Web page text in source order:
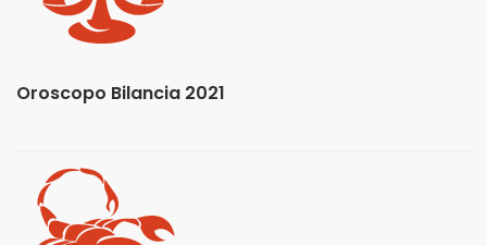
Oroscopo Bilancia 2021